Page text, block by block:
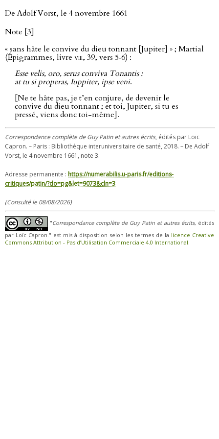
De Adolf Vorst, le 4 novembre 1661
Note [3]
« sans hâte le convive du dieu tonnant [Jupiter] » ; Martial
(Épigrammes, livre viii, 39, vers 5‑6) :
Esse velis, oro, serus conviva Tonantis :
at tu si properas, Iuppiter, ipse veni.
[Ne te hâte pas, je t’en conjure, de devenir le
convive du dieu tonnant ; et toi, Jupiter, si tu es
pressé, viens donc toi-même].
Correspondance complète de Guy Patin et autres écrits, édités par Loïc
Capron. – Paris : Bibliothèque interuniversitaire de santé, 2018. – De Adolf
Vorst, le 4 novembre 1661, note 3.
Adresse permanente : https://numerabilis.u-paris.fr/editions-
critiques/patin/?do=pg&let=9073&cln=3
(Consulté le 08/08/2026)
"Correspondance complète de Guy Patin et autres écrits, édités
par Loïc Capron." est mis à disposition selon les termes de la licence Creative
Commons Attribution - Pas d’Utilisation Commerciale 4.0 International.